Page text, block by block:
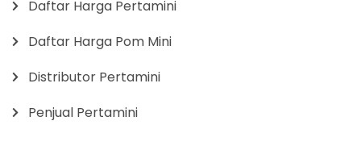
Daftar Harga Pertamini
Daftar Harga Pom Mini
Distributor Pertamini
Penjual Pertamini